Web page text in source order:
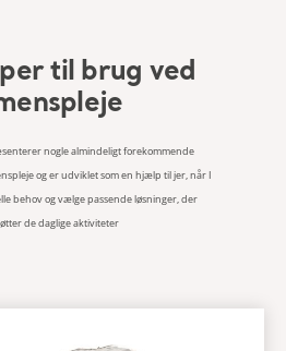
til brug ved
nogle almindeligt forekommende
og er udviklet som en hjælp til jer, når I
behov og vælge passende løsninger, der
de daglige aktiviteter